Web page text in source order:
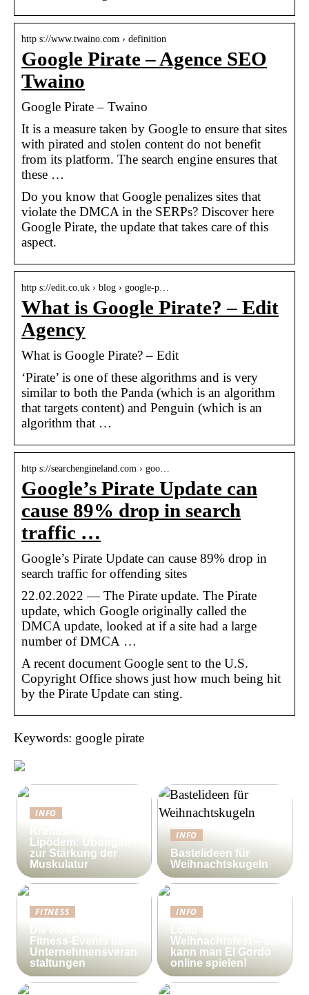
http s://www.twaino.com › definition
Google Pirate – Agence SEO
Twaino
Google Pirate – Twaino
It is a measure taken by Google to ensure that sites
with pirated and stolen content do not benefit
from its platform. The search engine ensures that
these …
Do you know that Google penalizes sites that
violate the DMCA in the SERPs? Discover here
Google Pirate, the update that takes care of this
aspect.
http s://edit.co.uk › blog › google-p…
What is Google Pirate? – Edit
Agency
What is Google Pirate? – Edit
‘Pirate’ is one of these algorithms and is very
similar to both the Panda (which is an algorithm
that targets content) and Penguin (which is an
algorithm that …
http s://searchengineland.com › goo…
Google’s Pirate Update can
cause 89% drop in search
traffic …
Google’s Pirate Update can cause 89% drop in
search traffic for offending sites
22.02.2022 — The Pirate update. The Pirate
update, which Google originally called the
DMCA update, looked at if a site had a large
number of DMCA …
A recent document Google sent to the U.S.
Copyright Office shows just how much being hit
by the Pirate Update can sting.
Keywords: google pirate
INFO
Lipödem: Übungen
zur Stärkung der
Muskulatur
INFO
Bastelideen für
Weihnachtskugeln
FITNESS
Fitness-Events bei
Unternehmensveran
staltungen
INFO
Weihnachtsfest – so
kann man El Gordo
online spielen!